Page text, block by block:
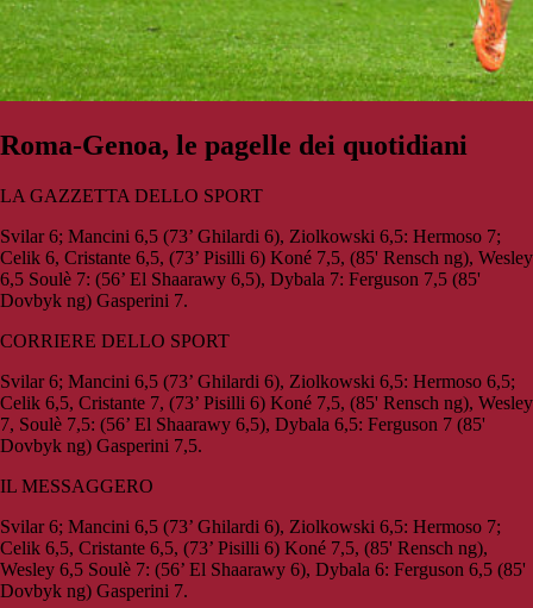
Roma-Genoa, le pagelle dei quotidiani
LA GAZZETTA DELLO SPORT
Svilar 6; Mancini 6,5 (73’ Ghilardi 6), Ziolkowski 6,5: Hermoso 7;
Celik 6, Cristante 6,5, (73’ Pisilli 6) Koné 7,5, (85' Rensch ng), Wesley
6,5 Soulè 7: (56’ El Shaarawy 6,5), Dybala 7: Ferguson 7,5 (85'
Dovbyk ng) Gasperini 7.
CORRIERE DELLO SPORT
Svilar 6; Mancini 6,5 (73’ Ghilardi 6), Ziolkowski 6,5: Hermoso 6,5;
Celik 6,5, Cristante 7, (73’ Pisilli 6) Koné 7,5, (85' Rensch ng), Wesley
7, Soulè 7,5: (56’ El Shaarawy 6,5), Dybala 6,5: Ferguson 7 (85'
Dovbyk ng) Gasperini 7,5.
IL MESSAGGERO
Svilar 6; Mancini 6,5 (73’ Ghilardi 6), Ziolkowski 6,5: Hermoso 7;
Celik 6,5, Cristante 6,5, (73’ Pisilli 6) Koné 7,5, (85' Rensch ng),
Wesley 6,5 Soulè 7: (56’ El Shaarawy 6), Dybala 6: Ferguson 6,5 (85'
Dovbyk ng) Gasperini 7.